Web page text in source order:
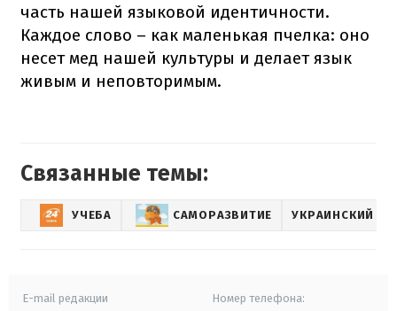
часть нашей языковой идентичности.
Каждое слово – как маленькая пчелка: оно
несет мед нашей культуры и делает язык
живым и неповторимым.
Связанные темы:
УЧЕБА САМОРАЗВИТИЕ УКРАИНСКИЙ
E-mail редакции Номер телефона: